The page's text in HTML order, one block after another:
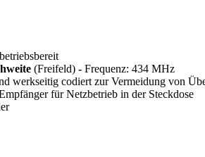
(Freifeld) - Frequenz: 434 MHz
werkseitig codiert zur Vermeidung von
für Netzbetrieb in der Steckdose